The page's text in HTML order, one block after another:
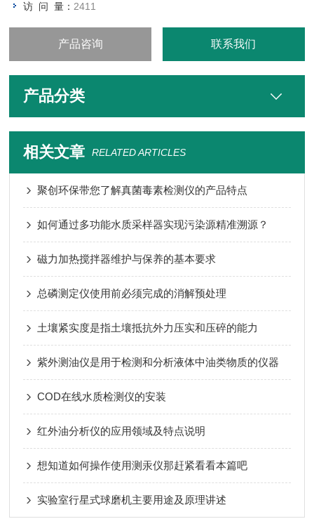
访 问 量： 2411
产品咨询 联系我们
产品分类
相关文章 RELATED ARTICLES
聚创环保带您了解真菌毒素检测仪的产品特点
如何通过多功能水质采样器实现污染源精准溯源？
磁力加热搅拌器维护与保养的基本要求
总磷测定仪使用前必须完成的消解预处理
土壤紧实度是指土壤抵抗外力压实和压碎的能力
紫外测油仪是用于检测和分析液体中油类物质的仪器
COD在线水质检测仪的安装
红外油分析仪的应用领域及特点说明
想知道如何操作使用测汞仪那赶紧看看本篇吧
实验室行星式球磨机主要用途及原理讲述